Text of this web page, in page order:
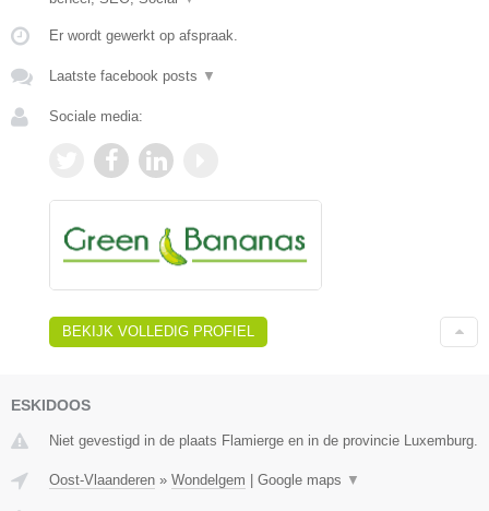
Er wordt gewerkt op afspraak.
Laatste facebook posts ▼
Sociale media:
BEKIJK VOLLEDIG PROFIEL
ESKIDOOS
Niet gevestigd in de plaats Flamierge en in de provincie Luxemburg.
Oost-Vlaanderen » Wondelgem Google maps ▼